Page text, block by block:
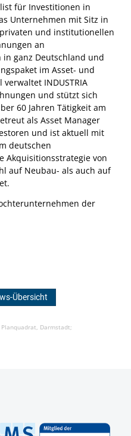
für Investitionen in
Unternehmen mit Sitz in
und institutionellen
an
ganz Deutschland und
im Asset- und
INDUSTRIA
und stützt sich
60 Jahren Tätigkeit am
als Asset Manager
und ist aktuell mit
deutschen
Akquisitionsstrategie von
auf Neubau- als auch auf
der
Übersicht
Darmstadt;